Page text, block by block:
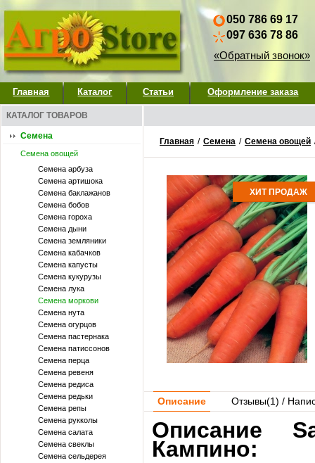
050 786 69 17
097 636 78 86
«Обратный звонок»
Главная Каталог Статьи Оформление заказа
КАТАЛОГ ТОВАРОВ
Семена
Семена овощей
Семена арбуза
Семена артишока
Семена баклажанов
Семена бобов
Семена гороха
Семена дыни
Семена земляники
Семена кабачков
Семена капусты
Семена кукурузы
Семена лука
Семена моркови
Семена нута
Семена огурцов
Семена пастернака
Семена патиссонов
Семена перца
Семена ревеня
Семена редиса
Семена редьки
Семена репы
Семена рукколы
Семена салата
Семена свеклы
Семена сельдерея
Главная / Семена / Семена овощей
ХИТ ПРОДАЖ
Описание Отзывы(1) /
Описание
Кампино: